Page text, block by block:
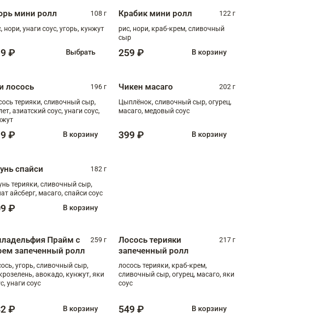
мини ролл
108 г
нори, унаги соус, угорь, кунжут
₽ Выбрать
Крабик мини ролл
122 г
рис, нори, краб-крем, сливочный
сыр
259 ₽ В корзину
лосось
196 г
терияки, сливочный сыр,
унаги соус,
₽ В корзину
Чикен масаго
202 г
Цыплёнок, сливочный сыр, огурец,
масаго, медовый соус
399 ₽ В корзину
спайси
182 г
терияки, сливочный сыр,
айсберг, масаго, спайси соус
₽ В корзину
Прайм с
запеченный ролл
259 г
угорь, сливочный сыр,
авокадо, кунжут, яки
унаги соус
₽ В корзину
Лосось терияки
запеченный ролл
217 г
лосось терияки, краб-крем,
сливочный сыр, огурец, масаго, яки
соус
549 ₽ В корзину